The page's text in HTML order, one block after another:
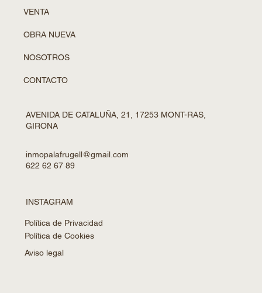
VENTA
OBRA NUEVA
NOSOTROS
CONTACTO
AVENIDA DE CATALUÑA, 21, 17253 MONT-RAS,
GIRONA
inmopalafrugell@gmail.com
622 62 67 89
INSTAGRAM
Política de Privacidad
Política de Cookies
Aviso legal